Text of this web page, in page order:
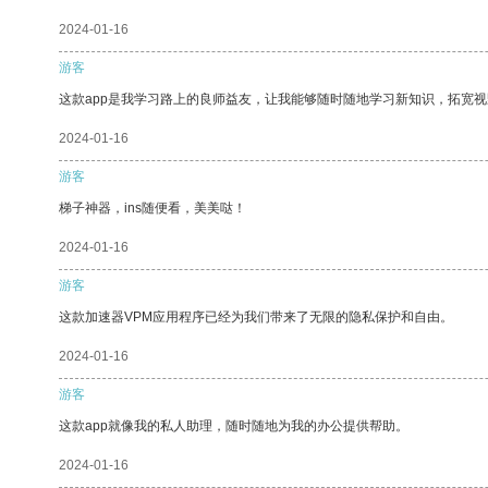
2024-01-16
游客
这款app是我学习路上的良师益友，让我能够随时随地学习新知识，拓宽
2024-01-16
游客
梯子神器，ins随便看，美美哒！
2024-01-16
游客
这款加速器VPM应用程序已经为我们带来了无限的隐私保护和自由。
2024-01-16
游客
这款app就像我的私人助理，随时随地为我的办公提供帮助。
2024-01-16